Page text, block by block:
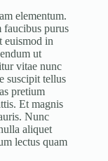
elementum.
faucibus purus
euismod in
ut
vitae nunc
suscipit tellus
pretium
Et magnis
Nunc
aliquet
lectus quam